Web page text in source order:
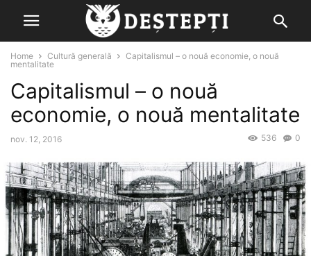
Home Cultură generală
Capitalismul – o nouă economie, o nouă
mentalitate
Capitalismul – o nouă
economie, o nouă mentalitate
nov. 12, 2016 0
536